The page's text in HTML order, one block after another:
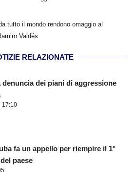
tutto il mondo rendono omaggio al
Valdés
RELAZIONATE
denuncia dei piani di aggressione
17:10
fa un appello per riempire il 1°
paese